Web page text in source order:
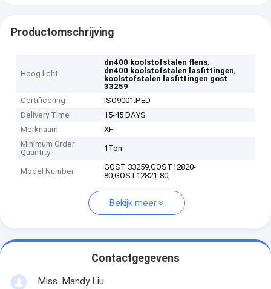
Productomschrijving
Hoog licht
dn400 koolstofstalen flens,
dn400 koolstofstalen lasfittingen,
koolstofstalen lasfittingen gost
33259
Certificering
ISO9001.PED
Delivery Time
15-45 DAYS
Merknaam
XF
Minimum Order
Quantity
1Ton
Model Number
GOST 33259,GOST12820-
80,GOST12821-80,
Bekijk meer
Contactgegevens
Miss. Mandy Liu